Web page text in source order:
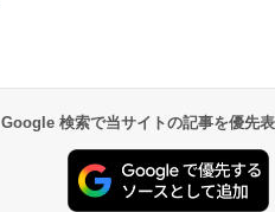
Google 検索で当サイトの記事を優先